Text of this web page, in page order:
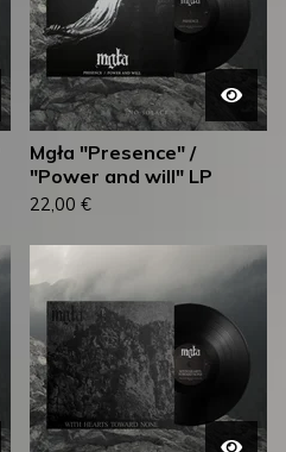
Mgła "Presence" /
"Power and will" LP
22,00 €